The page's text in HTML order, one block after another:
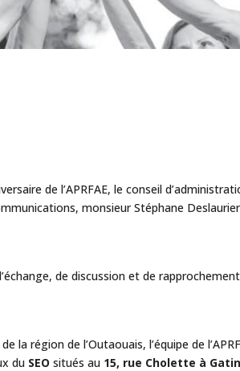
de l’APRFAE, le conseil
monsieur Stéphane
de discussion et de
région de l’Outaouais, l’équipe de
du SEO situés au 15, rue Cholette à